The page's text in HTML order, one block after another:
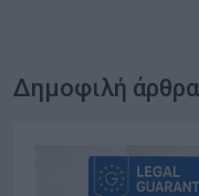
Δημοφιλή άρθρα